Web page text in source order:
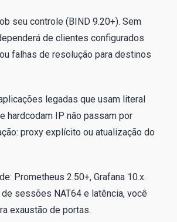
seu controle (BIND 9.20+). Sem
de clientes configurados
falhas de resolução para destinos
legadas que usam literal
hardcodam IP não passam por
proxy explícito ou atualização do
Prometheus 2.50+, Grafana 10.x.
sessões NAT64 e latência, você
exaustão de portas.